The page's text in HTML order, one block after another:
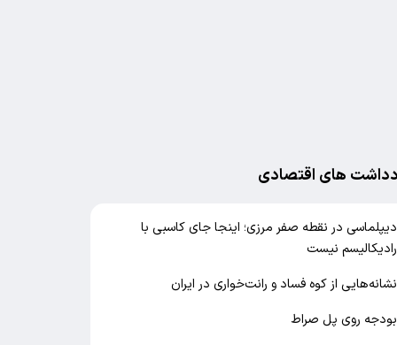
های اقتصادی
دیپلماسی در نقطه صفر مرزی؛ اینجا جای کاسبی با
رادیکالیسم نیست
نشانه‌هایی از کوه فساد و رانت‌خواری در ایران
بودجه روی پل صراط